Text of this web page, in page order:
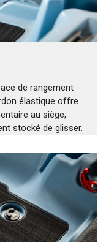
de rangement
élastique offre
au siège,
stocké de glisser.